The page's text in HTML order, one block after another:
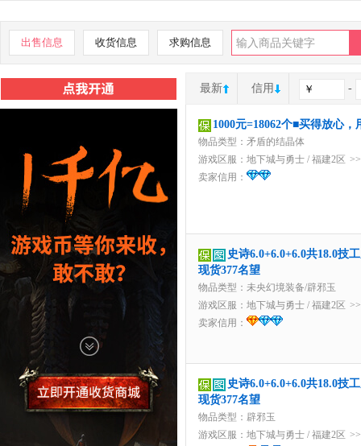
出售信息 收货信息 求购信息
最新 信用 -
1000元=18062个■买得放心
物品类型：矛盾的结晶体
游戏区服： 地下城与勇士 / 福建2区
卖家信用：
史诗6.0+6.0+6.0共18.0技
现货377名望
物品类型：未央幻境装备/辟邪玉
游戏区服： 地下城与勇士 / 福建2区
卖家信用：
史诗6.0+6.0+6.0共18.0技
现货377名望
物品类型：辟邪玉
游戏区服： 地下城与勇士 / 福建2区